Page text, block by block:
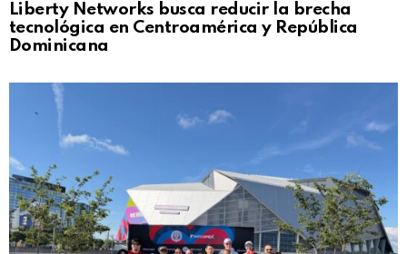
Liberty Networks busca reducir la brecha
tecnológica en Centroamérica y República
Dominicana